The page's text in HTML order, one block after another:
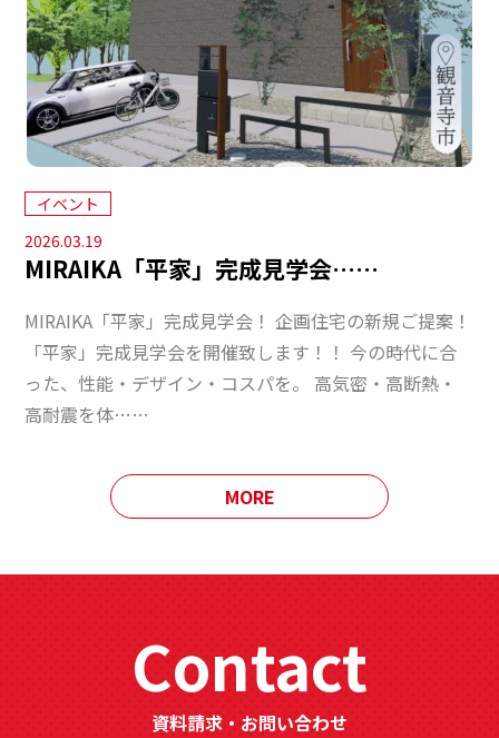
イベント
2026.03.19
MIRAIKA「平家」完成見学会……
MIRAIKA「平家」完成見学会！ 企画住宅の新規ご提案！
「平家」完成見学会を開催致します！！ 今の時代に合
った、性能・デザイン・コスパを。 高気密・高断熱・
高耐震を体……
MORE
Contact
資料請求・お問い合わせ